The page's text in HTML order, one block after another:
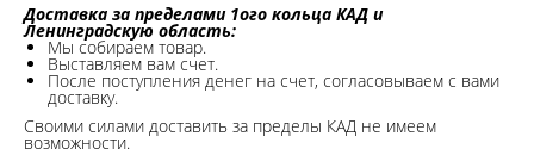
Доставка за пределами 1ого кольца КАД и
Ленинградскую область:
Мы собираем товар.
Выставляем вам счет.
После поступления денег на счет, согласовываем с вами
доставку.
Своими силами доставить за пределы КАД не имеем
возможности.​